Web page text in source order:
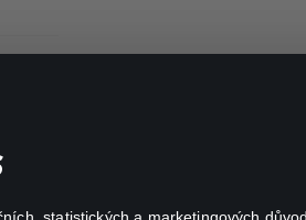
statistických a marketingových